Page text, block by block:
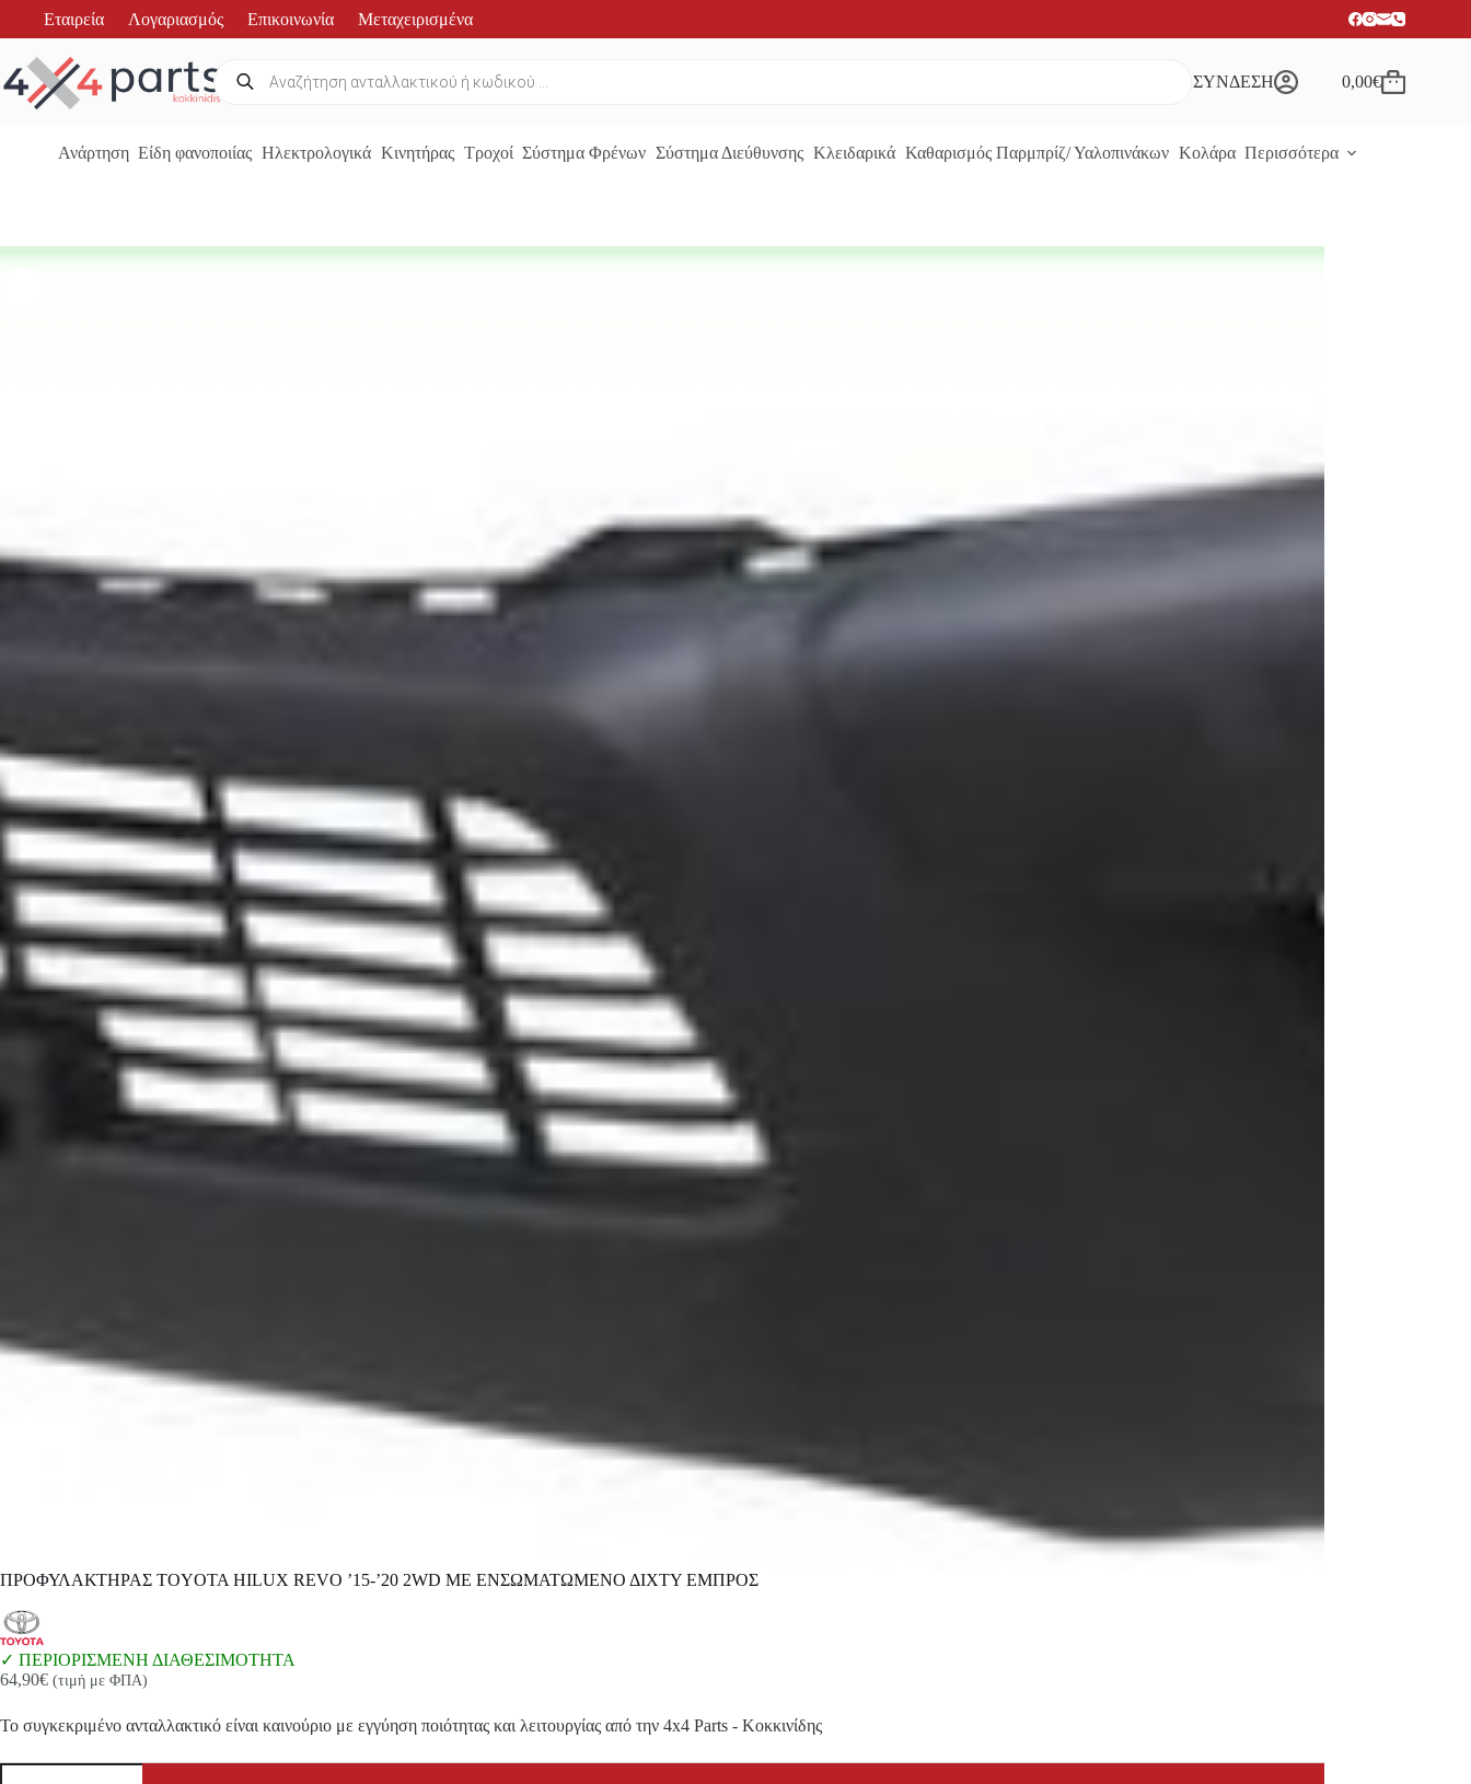
Εταιρεία Λογαριασμός Επικοινωνία Μεταχειρισμένα
Products
search
ΣΥΝΔΕΣΗ
Καλάθι
0,00€
Ανάρτηση Είδη φανοποιίας Ηλεκτρολογικά Κινητήρας Τροχοί Σύστημα Φρένων Σύστημα Διεύθυνσης Κλειδαρικά Καθαρισμός Παρμπρίζ/ Υαλοπινάκων Κολάρα Περισσότερα
ΠΡΟΦΥΛΑΚΤΗΡΑΣ TOYOTA HILUX REVO ’15-’20 2WD ΜΕ ΕΝΣΩΜΑΤΩΜΕΝΟ ΔΙΧΤΥ ΕΜΠΡΟΣ
ΠΕΡΙΟΡΙΣΜΕΝΗ ΔΙΑΘΕΣΙΜΟΤΗΤΑ
64,90€ (τιμή με ΦΠΑ)
Το συγκεκριμένο ανταλλακτικό είναι καινούριο με εγγύηση ποιότητας και λειτουργίας από την 4x4 Parts - Κοκκινίδης
ΠΡΟΦΥΛΑΚΤΗΡΑΣ